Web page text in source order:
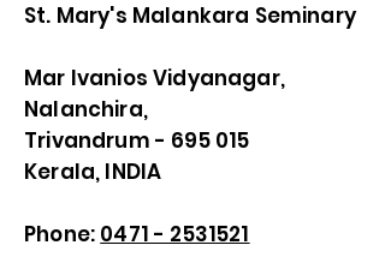
St. Mary's Malankara Seminary
Mar Ivanios Vidyanagar,
Nalanchira,
Trivandrum - 695 015
Kerala, INDIA
Phone: 0471 - 2531521